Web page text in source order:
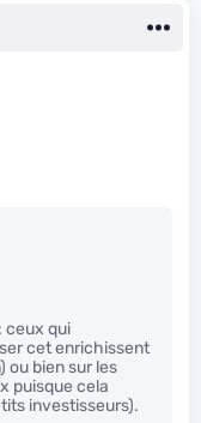
ceux qui
cet enrichissent
ou bien sur les
puisque cela
investisseurs).